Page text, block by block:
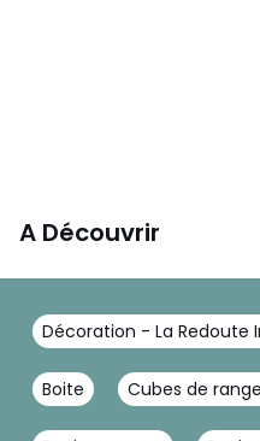
A Découvrir
Décoration - La Redoute
Boite Cubes de